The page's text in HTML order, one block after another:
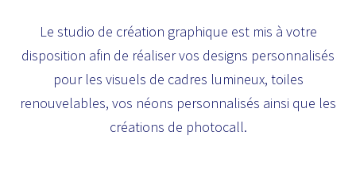
Le studio de création graphique est mis à votre
disposition afin de réaliser vos designs personnalisés
pour les visuels de cadres lumineux, toiles
renouvelables, vos néons personnalisés ainsi que les
créations de photocall.